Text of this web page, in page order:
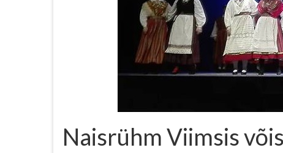
Naisrühm Viimsis